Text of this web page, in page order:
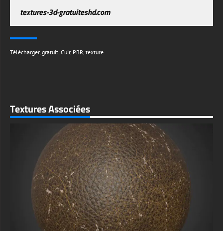
textures-3d-gratuiteshd.com
Télécharger, gratuit, Cuir, PBR, texture
Textures Associées